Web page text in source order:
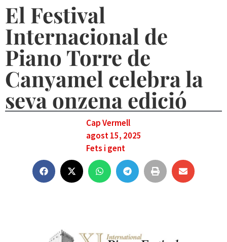
El Festival
Internacional de
Piano Torre de
Canyamel celebra la
seva onzena edició
Cap Vermell
agost 15, 2025
Fets i gent